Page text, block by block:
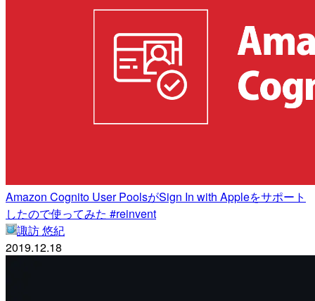
Amazon Cognito User PoolsがSign In with Appleをサポート
したので使ってみた #reinvent
諏訪 悠紀
2019.12.18